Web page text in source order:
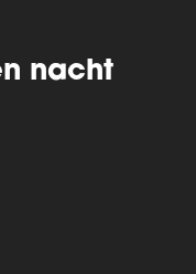
nacht